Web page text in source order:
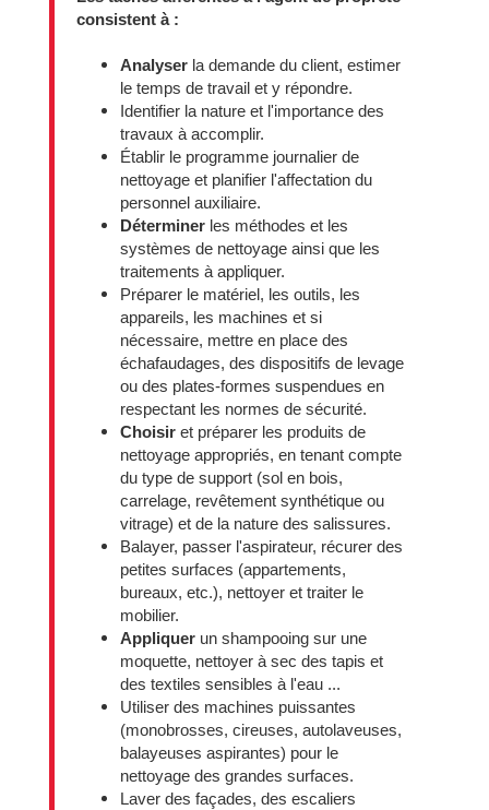
consistent à :
Analyser la demande du client, estimer
le temps de travail et y répondre.
Identifier la nature et l'importance des
travaux à accomplir.
Établir le programme journalier de
nettoyage et planifier l'affectation du
personnel auxiliaire.
Déterminer les méthodes et les
systèmes de nettoyage ainsi que les
traitements à appliquer.
Préparer le matériel, les outils, les
appareils, les machines et si
nécessaire, mettre en place des
échafaudages, des dispositifs de levage
ou des plates-formes suspendues en
respectant les normes de sécurité.
Choisir et préparer les produits de
nettoyage appropriés, en tenant compte
du type de support (sol en bois,
carrelage, revêtement synthétique ou
vitrage) et de la nature des salissures.
Balayer, passer l'aspirateur, récurer des
petites surfaces (appartements,
bureaux, etc.), nettoyer et traiter le
mobilier.
Appliquer un shampooing sur une
moquette, nettoyer à sec des tapis et
des textiles sensibles à l'eau ...
Utiliser des machines puissantes
(monobrosses, cireuses, autolaveuses,
balayeuses aspirantes) pour le
nettoyage des grandes surfaces.
Laver des façades, des escaliers